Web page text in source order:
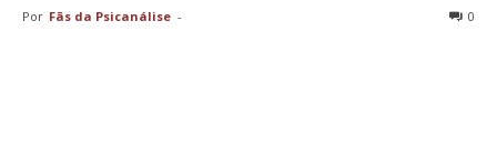
Por Fãs da Psicanálise - 0